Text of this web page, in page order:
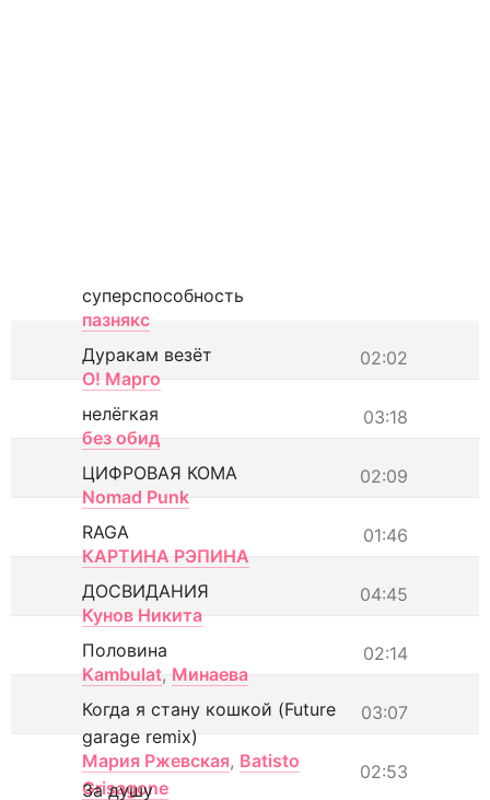
суперспособность
пазнякс
02:02
Дуракам везёт
О! Марго
03:18
нелёгкая
без обид
02:09
ЦИФРОВАЯ КОМА
Nomad Punk
01:46
RAGA
КАРТИНА РЭПИНА
04:45
ДОСВИДАНИЯ
Кунов Никита
02:14
Половина
Kambulat, Минаева
03:07
Когда я стану кошкой (Future
garage remix)
Мария Ржевская, Batisto
Grisagone
02:53
За душу